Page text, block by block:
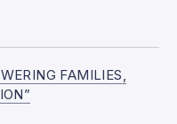
FAMILIES,